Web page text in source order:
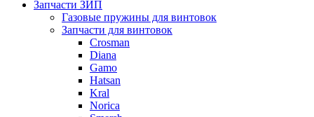
Запчасти ЗИП
Газовые пружины для винтовок
Запчасти для винтовок
Crosman
Diana
Gamo
Hatsan
Kral
Norica